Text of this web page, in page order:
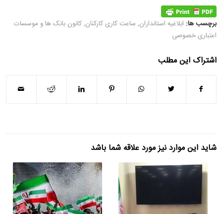
برچسب ها: ابلاغیه استانداران, ساعت کاری کارکنان,کانون بانک ها و موسسات
اعتباری خصوصی
اشتراک این مطلب
شاید این موارد نیز مورد علاقه شما باشد